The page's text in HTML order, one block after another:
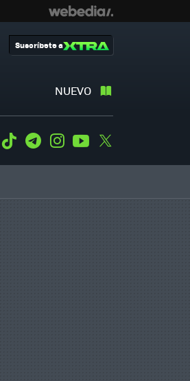
NUEVO
Suscríbete a
WhatsApp
Tiktok TelegramInstagramYoutube